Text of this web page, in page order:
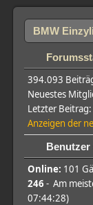
BMW
394.093
Neuestes
Letzter Beitrag:
Anzeigen der
Online: 101
246 - Am
07:44:28)